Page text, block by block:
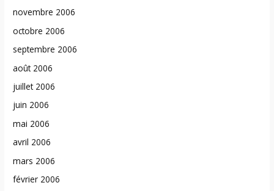
novembre 2006
octobre 2006
septembre 2006
août 2006
juillet 2006
juin 2006
mai 2006
avril 2006
mars 2006
février 2006